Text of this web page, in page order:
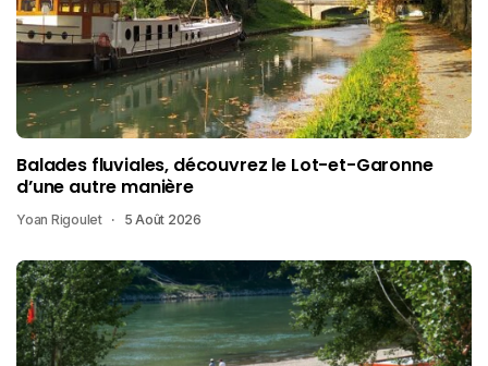
Balades fluviales, découvrez le Lot-et-Garonne
d’une autre manière
Yoan Rigoulet 5 Août 2026